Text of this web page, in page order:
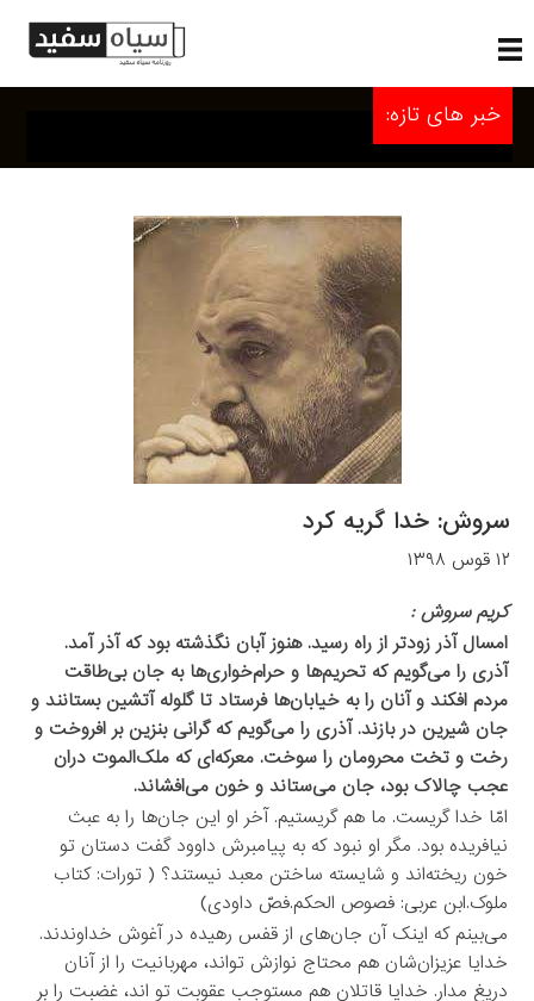
خبر های تازه:
سروش: خدا گریه کرد
۱۲ قوس ۱۳۹۸
کریم سروش :
امسال آذر زودتر از راه رسید. هنوز آبان نگذشته بود که آذر آمد.
آذری را می‌گویم که تحریم‌ها و حرام‌خواری‌ها به جان بی‌طاقت
مردم افکند و آنان را به خیابان‌ها فرستاد تا گلوله آتشین بستانند و
جان شیرین در بازند. آذری را می‌گویم که گرانی بنزین بر افروخت و
رخت و تخت محرومان را سوخت. معرکه‌ای که ملک‌الموت دران
عجب چالاک بود، جان می‌ستاند و خون می‌افشاند.
امّا خدا گریست. ما هم گریستیم. آخر او این جان‌ها را به عبث
نیافریده بود. مگر او نبود که به پیامبرش داوود گفت دستان تو
خون ریخته‌اند و شایسته ساختن معبد نیستند؟ ( تورات: کتاب
ملوک.ابن عربی: فصوص الحکم.فصّ داودی)
می‌بینم که اینک آن جان‌های از قفس رهیده در آغوش خداوندند.
خدایا عزیزان‌شان هم محتاج نوازش تو‌اند، مهربانیت را از آنان
دریغ مدار. خدایا قاتلان هم مستوجب عقوبت تو اند، غضبت را بر